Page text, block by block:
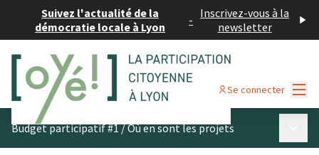
Suivez l'actualité de la
démocratie locale à Lyon
- Inscrivez-vous à la
newsletter
Se connecter
Budget participatif #1/Où en sont les projets